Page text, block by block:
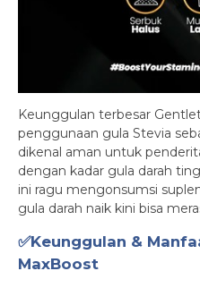
Keunggulan terbesar
penggunaan gula Stevia
dikenal aman untuk
dengan kadar gula darah
ini ragu mengonsumsi
gula darah naik kini bisa
✅Keunggulan &
MaxBoost